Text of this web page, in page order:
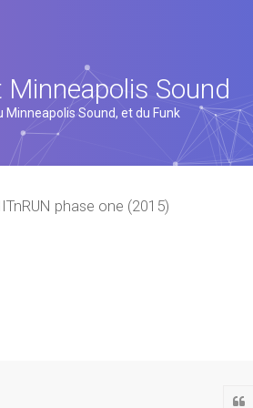
Sound
Sound, et du Funk
phase one (2015)